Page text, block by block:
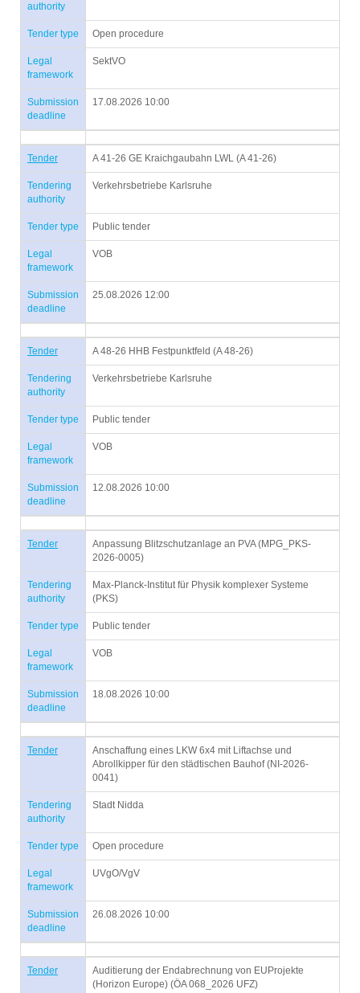
authority
Tender type Open procedure
Legal
framework
SektVO
Submission
deadline
17.08.2026 10:00
Tender A 41-26 GE Kraichgaubahn LWL (A 41-26)
Tendering
authority
Verkehrsbetriebe Karlsruhe
Tender type Public tender
Legal
framework
VOB
Submission
deadline
25.08.2026 12:00
Tender A 48-26 HHB Festpunktfeld (A 48-26)
Tendering
authority
Verkehrsbetriebe Karlsruhe
Tender type Public tender
Legal
framework
VOB
Submission
deadline
12.08.2026 10:00
Tender
Anpassung Blitzschutzanlage an PVA (MPG_PKS-
2026-0005)
Tendering
authority
Max-Planck-Institut für Physik komplexer Systeme
(PKS)
Tender type Public tender
Legal
framework
VOB
Submission
deadline
18.08.2026 10:00
Tender
Anschaffung eines LKW 6x4 mit Liftachse und
Abrollkipper für den städtischen Bauhof (NI-2026-
0041)
Tendering
authority
Stadt Nidda
Tender type Open procedure
Legal
framework
UVgO/VgV
Submission
deadline
26.08.2026 10:00
Tender
Auditierung der Endabrechnung von EUProjekte
(Horizon Europe) (ÖA 068_2026 UFZ)